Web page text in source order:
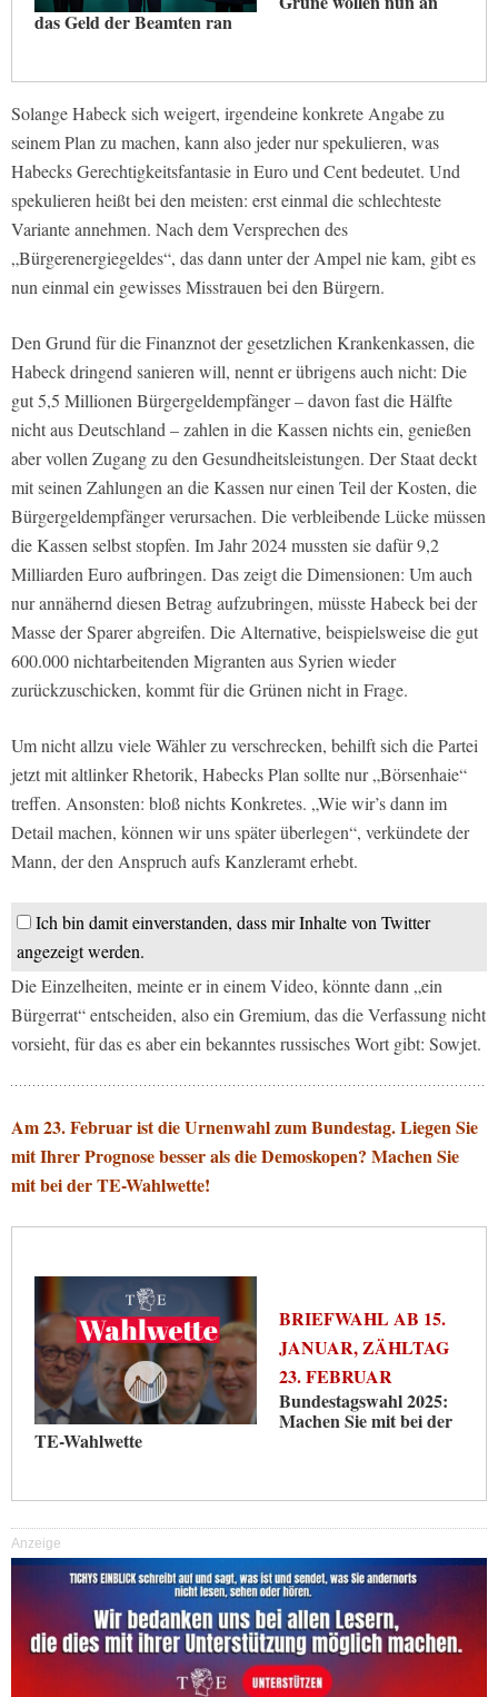
das Geld der Beamten ran
Solange Habeck sich weigert, irgendeine konkrete Angabe zu
seinem Plan zu machen, kann also jeder nur spekulieren, was
Habecks Gerechtigkeitsfantasie in Euro und Cent bedeutet. Und
spekulieren heißt bei den meisten: erst einmal die schlechteste
Variante annehmen. Nach dem Versprechen des
„Bürgerenergiegeldes“, das dann unter der Ampel nie kam, gibt es
nun einmal ein gewisses Misstrauen bei den Bürgern.
Den Grund für die Finanznot der gesetzlichen Krankenkassen, die
Habeck dringend sanieren will, nennt er übrigens auch nicht: Die
gut 5,5 Millionen Bürgergeldempfänger – davon fast die Hälfte
nicht aus Deutschland – zahlen in die Kassen nichts ein, genießen
aber vollen Zugang zu den Gesundheitsleistungen. Der Staat deckt
mit seinen Zahlungen an die Kassen nur einen Teil der Kosten, die
Bürgergeldempfänger verursachen. Die verbleibende Lücke müssen
die Kassen selbst stopfen. Im Jahr 2024 mussten sie dafür 9,2
Milliarden Euro aufbringen. Das zeigt die Dimensionen: Um auch
nur annähernd diesen Betrag aufzubringen, müsste Habeck bei der
Masse der Sparer abgreifen. Die Alternative, beispielsweise die gut
600.000 nichtarbeitenden Migranten aus Syrien wieder
zurückzuschicken, kommt für die Grünen nicht in Frage.
Um nicht allzu viele Wähler zu verschrecken, behilft sich die Partei
jetzt mit altlinker Rhetorik, Habecks Plan sollte nur „Börsenhaie“
treffen. Ansonsten: bloß nichts Konkretes. „Wie wir’s dann im
Detail machen, können wir uns später überlegen“, verkündete der
Mann, der den Anspruch aufs Kanzleramt erhebt.
Ich bin damit einverstanden, dass mir Inhalte von Twitter
angezeigt werden.
Die Einzelheiten, meinte er in einem Video, könnte dann „ein
Bürgerrat“ entscheiden, also ein Gremium, das die Verfassung nicht
vorsieht, für das es aber ein bekanntes russisches Wort gibt: Sowjet.
Am 23. Februar ist die Urnenwahl zum Bundestag. Liegen Sie
mit Ihrer Prognose besser als die Demoskopen? Machen Sie
mit bei der TE-Wahlwette!
BRIEFWAHL AB 15.
JANUAR, ZÄHLTAG
23. FEBRUAR
Bundestagswahl 2025:
Machen Sie mit bei der
TE-Wahlwette
Anzeige